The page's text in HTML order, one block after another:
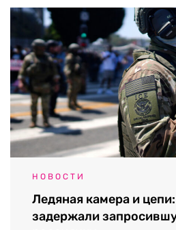
НОВОСТИ
Ледяная камера и
задержали